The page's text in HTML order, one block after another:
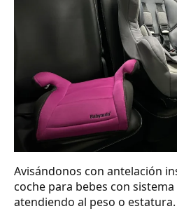
Avisándonos con antelación
coche para bebes con
atendiendo al peso o estatura.